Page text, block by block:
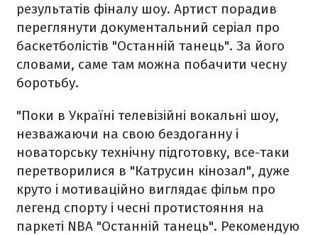
результатів фіналу шоу. Артист порадив
переглянути документальний серіал про
баскетболістів "Останній танець". За його
словами, саме там можна побачити чесну
боротьбу.
"Поки в Україні телевізійні вокальні шоу,
незважаючи на свою бездоганну і
новаторську технічну підготовку, все-таки
перетворилися в "Катрусин кінозал", дуже
круто і мотиваційно виглядає фільм про
легенд спорту і чесні протистояння на
паркеті NBA "Останній танець". Рекомендую